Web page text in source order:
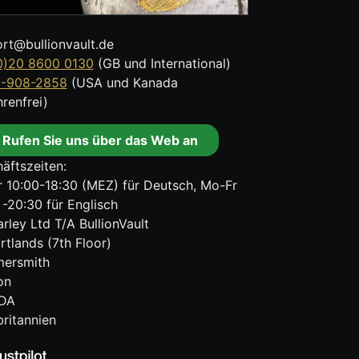
8600 0130 (GB und International)
908-2858 (USA und Kanada
Sie uns über das Web an
10:00-18:30 (MEZ) für Deutsch, Mo-Fr
20:30 für Englisch
Ltd T/A BullionVault
(7th Floor)